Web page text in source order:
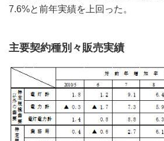
7.6%と前年実績を上回った。
主要契約種別々販売実績